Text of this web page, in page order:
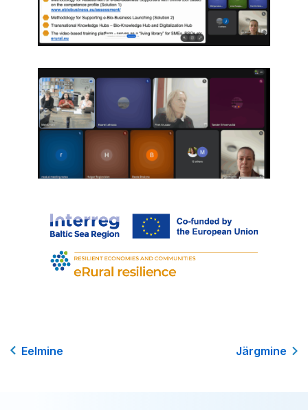
Eelmine Järgmine